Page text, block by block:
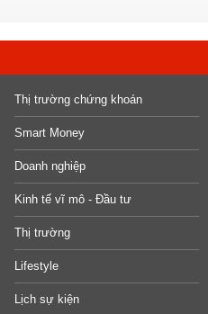
Thị trường chứng khoán
Smart Money
Doanh nghiệp
Kinh tế vĩ mô - Đầu tư
Thị trường
Lifestyle
Lịch sự kiện